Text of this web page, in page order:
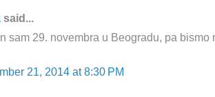
said...
sam 29. novembra u Beogradu, pa
21, 2014 at 8:30 PM